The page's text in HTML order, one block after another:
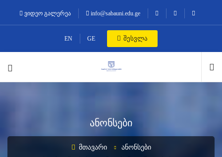
ვიდეო გალერეა info@sabauni.edu.ge
EN GE შესვლა
ანონსები
ᲛᲗᲐᲕᲐᲠᲘ
ᲐᲜᲝᲜᲡᲔᲑᲘ